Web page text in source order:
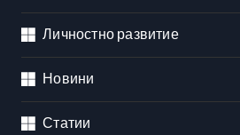
Личностно развитие
Новини
Статии